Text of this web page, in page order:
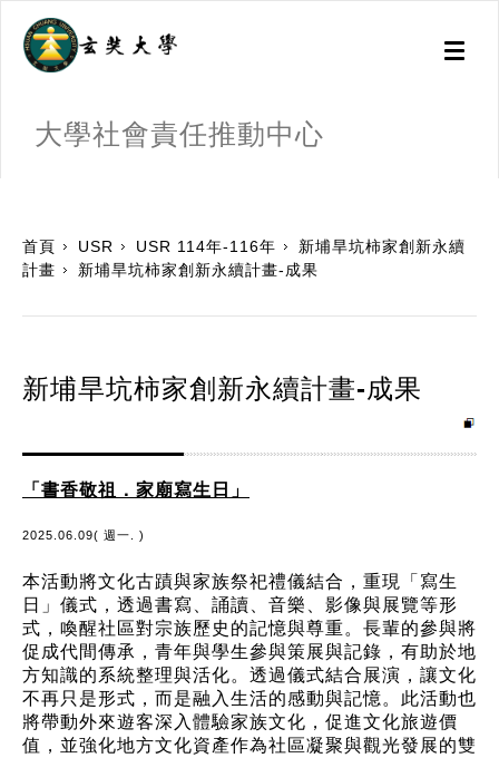
Toggle
大學社會責任推動中心
首頁 USR USR 114年-116年
新埔旱坑柿家創新永續
計畫
新埔旱坑柿家創新永續計畫-成果
新埔旱坑柿家創新永續計畫-成果
「書香敬祖．家廟寫生日」
2025.06.09( 週一. )
本活動將文化古蹟與家族祭祀禮儀結合，重現「寫生
日」儀式，透過書寫、誦讀、音樂、影像與展覽等形
式，喚醒社區對宗族歷史的記憶與尊重。長輩的參與將
促成代間傳承，青年與學生參與策展與記錄，有助於地
方知識的系統整理與活化。透過儀式結合展演，讓文化
不再只是形式，而是融入生活的感動與記憶。此活動也
將帶動外來遊客深入體驗家族文化，促進文化旅遊價
值，並強化地方文化資產作為社區凝聚與觀光發展的雙